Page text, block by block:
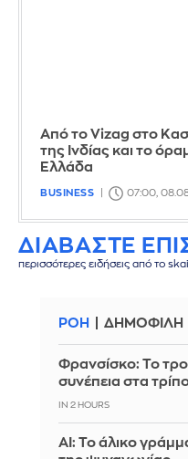
Από το Vizag στο
της Ινδίας και το
Ελλάδα
BUSINESS 07:00,
ΔΙΑΒΑΣΤΕ
περισσότερες ειδήσεις από το
ΡΟΗ ΔΗΜΟΦΙΛΗ
Φρανσίσκο: Το
συνέπεια στα
IN 2 HOURS
AI: Το άλικο